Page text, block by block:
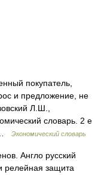
покупатель,
и предложение, не
Л.Ш.,
словарь. 2 е
Экономический словарь
Англо русский
релейная защита